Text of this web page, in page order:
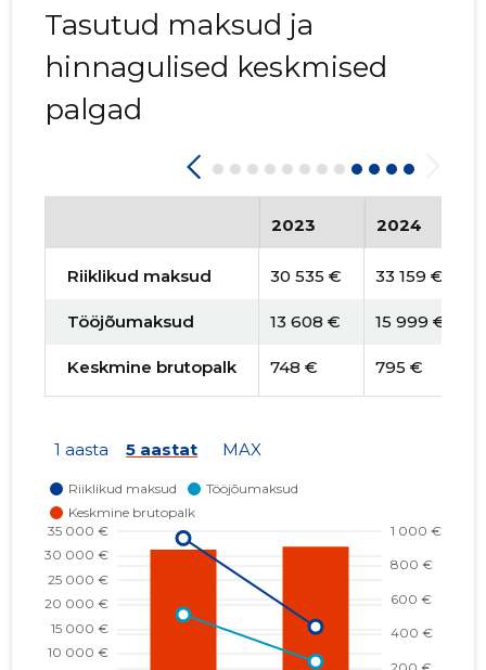
Tasutud maksud ja
hinnagulised keskmised
palgad
2023 2024
Riiklikud maksud 30 535 € 33 159 €
Tööjõumaksud 13 608 € 15 999 €
Keskmine brutopalk 748 € 795 €
1 aasta 5 aastat MAX